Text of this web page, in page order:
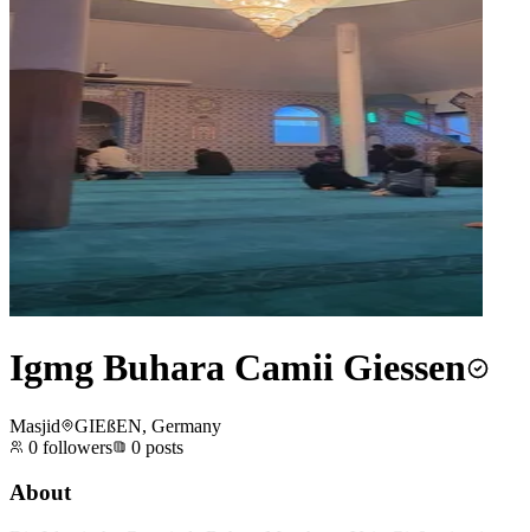
Igmg Buhara Camii Giessen
Masjid
GIEßEN, Germany
0 followers 0 posts
About